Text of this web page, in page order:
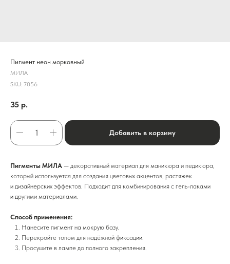
Пигмент неон морковный
МИЛА
SKU: 7056
35 р.
Добавить в корзину
Пигменты МИЛА — декоративный материал для маникюра и педикюра,
который используется для создания цветовых акцентов, растяжек
и дизайнерских эффектов. Подходит для комбинирования с гель-лаками
и другими материалами.
Способ применения:
Нанесите пигмент на мокрую базу.
Перекройте топом для надёжной фиксации.
Просушите в лампе до полного закрепления.